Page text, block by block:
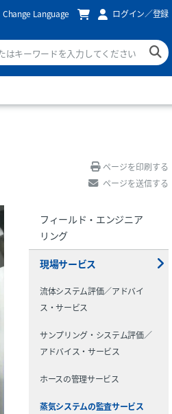
Change Language ログイン／登録
ページを印刷する
ページを送信する
フィールド・エンジニア
リング
現場サービス
流体システム評価／アドバイ
ス・サービス
サンプリング・システム評価／
アドバイス・サービス
ホースの管理サービス
蒸気システムの監査サービス